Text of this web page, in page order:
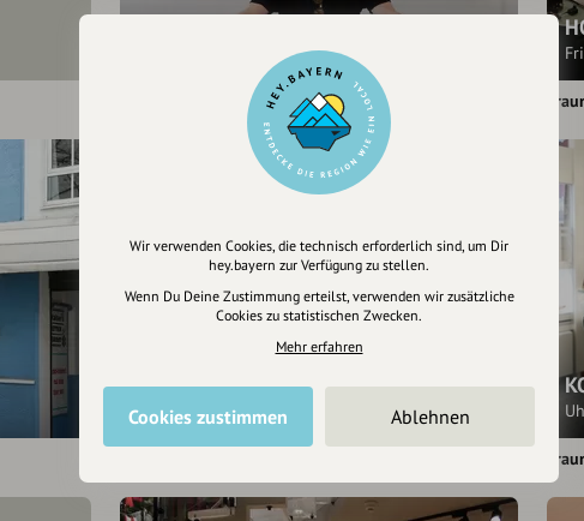
kleidungsladen.de
Home is where the lake is - Faire und Bio Mode
Wir verwenden Cookies, die technisch erforderlich sind, um Dir
hey.bayern zur Verfügung zu stellen.
Wenn Du Deine Zustimmung erteilst, verwenden wir zusätzliche
Cookies zu statistischen Zwecken.
Mehr erfahren
Cookies zustimmen Ablehnen